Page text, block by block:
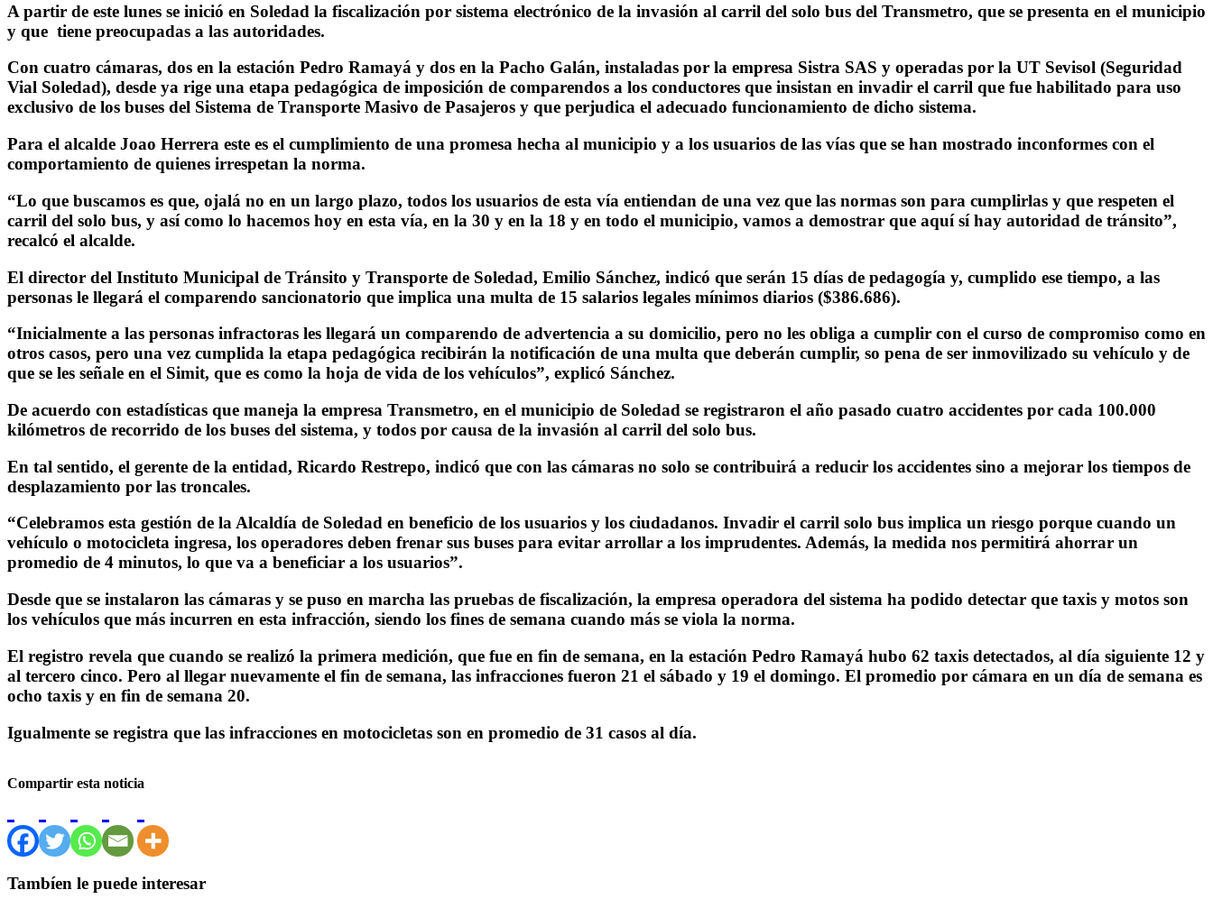
A partir de este lunes se inició en Soledad la fiscalización por sistema electrónico de la invasión al carril del solo bus del Transmetro, que se presenta en el municipio
y que tiene preocupadas a las autoridades.
Con cuatro cámaras, dos en la estación Pedro Ramayá y dos en la Pacho Galán, instaladas por la empresa Sistra SAS y operadas por la UT Sevisol (Seguridad
Vial Soledad), desde ya rige una etapa pedagógica de imposición de comparendos a los conductores que insistan en invadir el carril que fue habilitado para uso
exclusivo de los buses del Sistema de Transporte Masivo de Pasajeros y que perjudica el adecuado funcionamiento de dicho sistema.
Para el alcalde Joao Herrera este es el cumplimiento de una promesa hecha al municipio y a los usuarios de las vías que se han mostrado inconformes con el
comportamiento de quienes irrespetan la norma.
“Lo que buscamos es que, ojalá no en un largo plazo, todos los usuarios de esta vía entiendan de una vez que las normas son para cumplirlas y que respeten el
carril del solo bus, y así como lo hacemos hoy en esta vía, en la 30 y en la 18 y en todo el municipio, vamos a demostrar que aquí sí hay autoridad de tránsito”,
recalcó el alcalde.
El director del Instituto Municipal de Tránsito y Transporte de Soledad, Emilio Sánchez, indicó que serán 15 días de pedagogía y, cumplido ese tiempo, a las
personas le llegará el comparendo sancionatorio que implica una multa de 15 salarios legales mínimos diarios ($386.686).
“Inicialmente a las personas infractoras les llegará un comparendo de advertencia a su domicilio, pero no les obliga a cumplir con el curso de compromiso como en
otros casos, pero una vez cumplida la etapa pedagógica recibirán la notificación de una multa que deberán cumplir, so pena de ser inmovilizado su vehículo y de
que se les señale en el Simit, que es como la hoja de vida de los vehículos”, explicó Sánchez.
De acuerdo con estadísticas que maneja la empresa Transmetro, en el municipio de Soledad se registraron el año pasado cuatro accidentes por cada 100.000
kilómetros de recorrido de los buses del sistema, y todos por causa de la invasión al carril del solo bus.
En tal sentido, el gerente de la entidad, Ricardo Restrepo, indicó que con las cámaras no solo se contribuirá a reducir los accidentes sino a mejorar los tiempos de
desplazamiento por las troncales.
“Celebramos esta gestión de la Alcaldía de Soledad en beneficio de los usuarios y los ciudadanos. Invadir el carril solo bus implica un riesgo porque cuando un
vehículo o motocicleta ingresa, los operadores deben frenar sus buses para evitar arrollar a los imprudentes. Además, la medida nos permitirá ahorrar un
promedio de 4 minutos, lo que va a beneficiar a los usuarios”.
Desde que se instalaron las cámaras y se puso en marcha las pruebas de fiscalización, la empresa operadora del sistema ha podido detectar que taxis y motos son
los vehículos que más incurren en esta infracción, siendo los fines de semana cuando más se viola la norma.
El registro revela que cuando se realizó la primera medición, que fue en fin de semana, en la estación Pedro Ramayá hubo 62 taxis detectados, al día siguiente 12 y
al tercero cinco. Pero al llegar nuevamente el fin de semana, las infracciones fueron 21 el sábado y 19 el domingo. El promedio por cámara en un día de semana es
ocho taxis y en fin de semana 20.
Igualmente se registra que las infracciones en motocicletas son en promedio de 31 casos al día.
Compartir esta noticia
Tambíen le puede interesar